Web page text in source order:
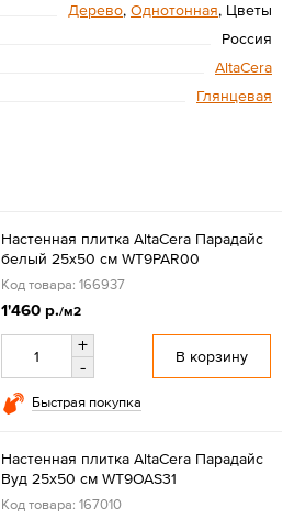
Дерево, Однотонная, Цветы
Россия
AltaCera
Глянцевая
Настенная плитка AltaCera Парадайс
белый 25x50 см WT9PAR00
Код товара: 166937
1'460 р./м2
+
-
В корзину
Быстрая покупка
Настенная плитка AltaCera Парадайс
Вуд 25x50 см WT9OAS31
Код товара: 167010